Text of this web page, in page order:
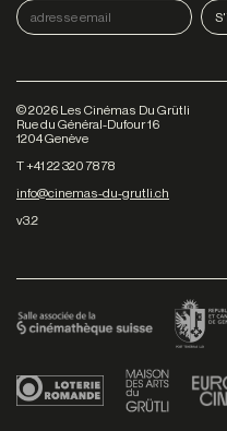
©2026 Les Cinémas Du Grütli
Rue du Général-Dufour 16
1204 Genève
T +41 22 320 78 78
info@cinemas-du-grutli.ch
v3.2